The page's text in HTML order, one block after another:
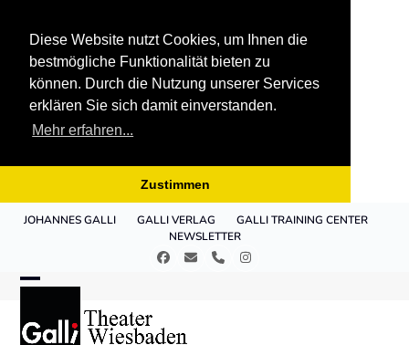
Diese Website nutzt Cookies, um Ihnen die
bestmögliche Funktionalität bieten zu
können. Durch die Nutzung unserer Services
erklären Sie sich damit einverstanden.
Mehr erfahren...
Zustimmen
JOHANNES GALLI GALLI VERLAG
GALLI TRAINING CENTER
NEWSLETTER
Facebook
E- TelefonInstagram
mobile
mobile